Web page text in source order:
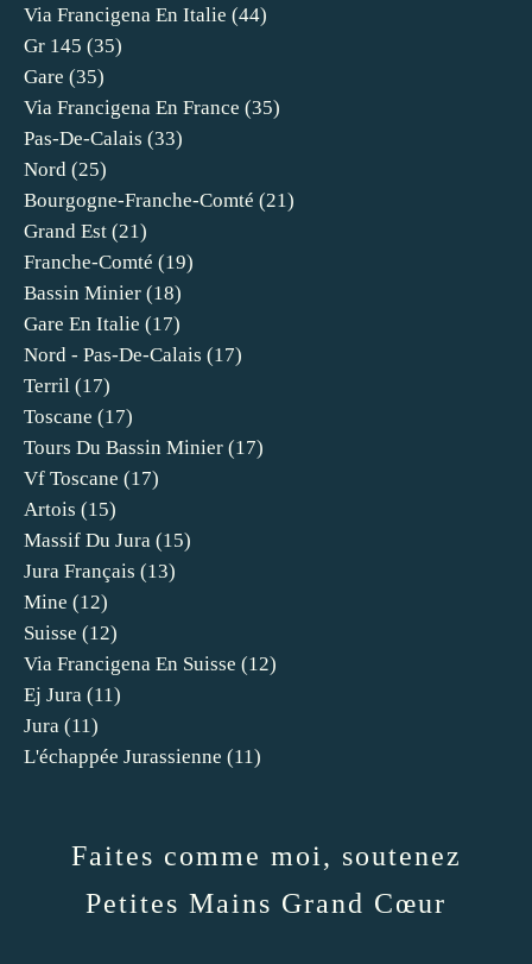
Via Francigena En Italie (44)
Gr 145 (35)
Gare (35)
Via Francigena En France (35)
Pas-De-Calais (33)
Nord (25)
Bourgogne-Franche-Comté (21)
Grand Est (21)
Franche-Comté (19)
Bassin Minier (18)
Gare En Italie (17)
Nord - Pas-De-Calais (17)
Terril (17)
Toscane (17)
Tours Du Bassin Minier (17)
Vf Toscane (17)
Artois (15)
Massif Du Jura (15)
Jura Français (13)
Mine (12)
Suisse (12)
Via Francigena En Suisse (12)
Ej Jura (11)
Jura (11)
L'échappée Jurassienne (11)
Faites comme moi, soutenez
Petites Mains Grand Cœur